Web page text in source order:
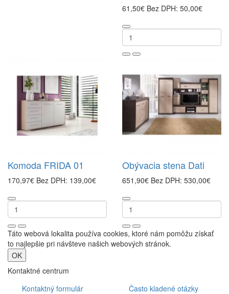
61,50€ Bez DPH: 50,00€
Komoda FRIDA 01
170,97€ Bez DPH: 139,00€
Obývacia stena Dati
651,90€ Bez DPH: 530,00€
Táto webová lokalita používa cookies, ktoré nám pomôžu získať
to najlepšie pri návšteve našich webových stránok.
OK
Kontaktné centrum
Kontaktný formulár
Často kladené otázky